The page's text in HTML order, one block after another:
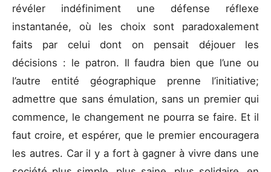
révéler indéfiniment une défense réflexe
instantanée, où les choix sont paradoxalement
faits par celui dont on pensait déjouer les
décisions : le patron. Il faudra bien que l’une ou
l’autre entité géographique prenne l’initiative;
admettre que sans émulation, sans un premier qui
commence, le changement ne pourra se faire. Et il
faut croire, et espérer, que le premier encouragera
les autres. Car il y a fort à gagner à vivre dans une